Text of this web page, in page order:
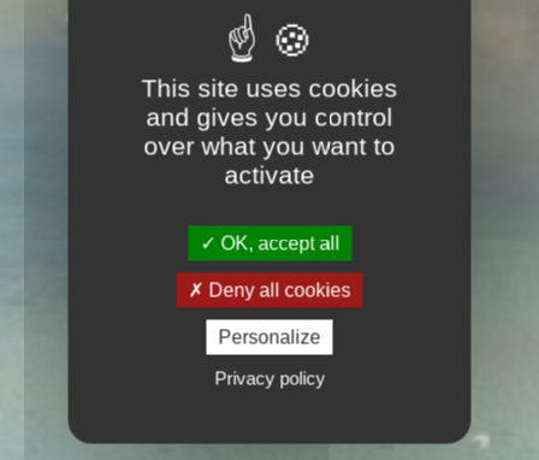
This site uses cookies
and gives you control
over what you want to
activate
OK, accept all
Deny all cookies
Personalize
Privacy policy